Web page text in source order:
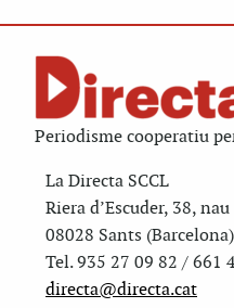
Periodisme cooperatiu
La Directa SCCL
Riera d’Escuder, 38,
08028 Sants (Barcelona)
Tel. 935 27 09 82 / 661
directa@directa.cat